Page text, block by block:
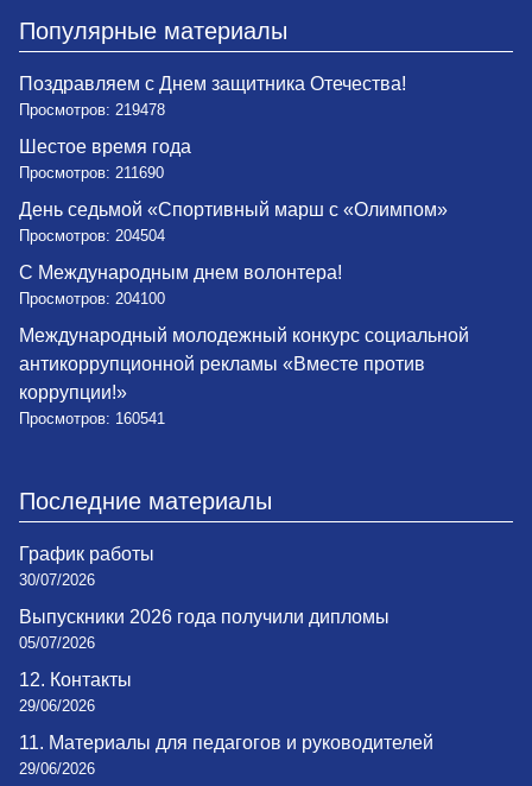
Популярные материалы
Поздравляем с Днем защитника Отечества!
Просмотров: 219478
Шестое время года
Просмотров: 211690
День седьмой «Спортивный марш с «Олимпом»
Просмотров: 204504
С Международным днем волонтера!
Просмотров: 204100
Международный молодежный конкурс социальной
антикоррупционной рекламы «Вместе против
коррупции!»
Просмотров: 160541
Последние материалы
График работы
30/07/2026
Выпускники 2026 года получили дипломы
05/07/2026
12. Контакты
29/06/2026
11. Материалы для педагогов и руководителей
29/06/2026